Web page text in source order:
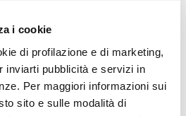
i cookie
di profilazione e di marketing,
inviarti pubblicità e servizi in
Per maggiori informazioni sui
sito e sulle modalità di